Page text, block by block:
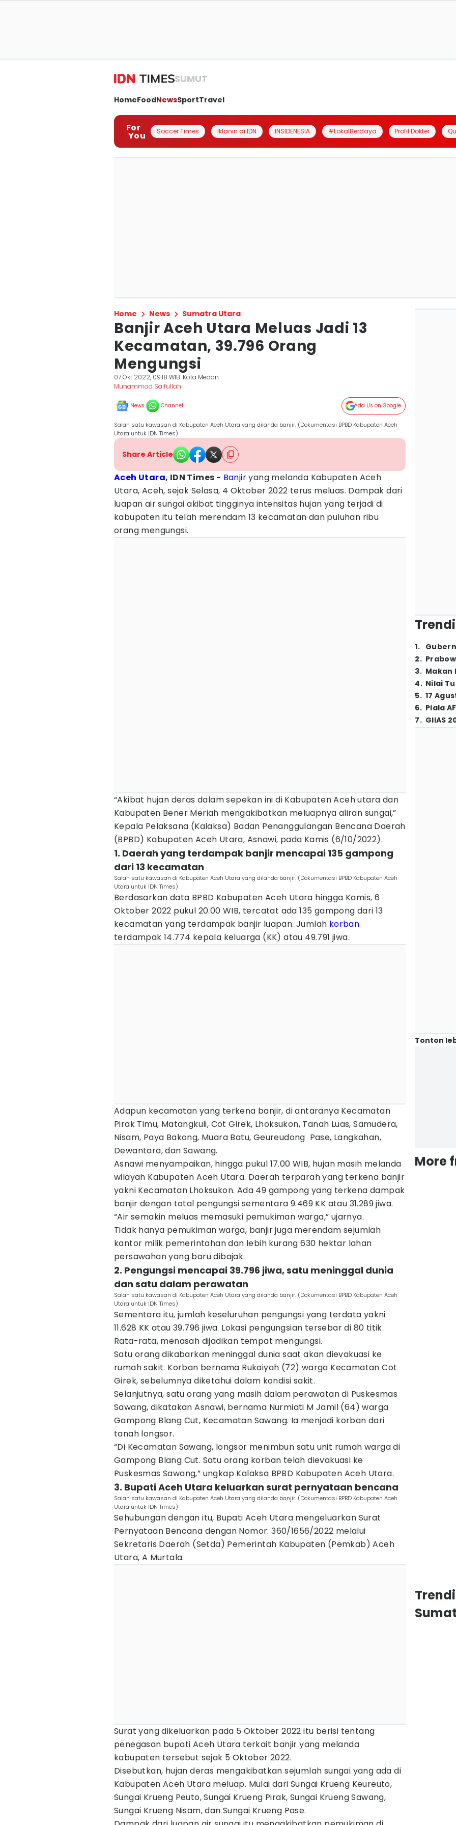
SUMUT
HomeFoodNewsSportTravel
For
You Soccer Times Iklanin di IDN INSIDENESIA #LokalBerdaya Profil Dokter
Home News Sumatra Utara
Banjir Aceh Utara Meluas Jadi 13
Kecamatan, 39.796 Orang
Mengungsi
07 Okt 2022, 09:18 WIB Kota Medan
Muhammad Saifullah
News Channel Add Us on Google
Salah satu kawasan di Kabupaten Aceh Utara yang dilanda banjir. (Dokumentasi BPBD Kabupaten Aceh
Utara untuk IDN Times)
Share Article
Aceh Utara, IDN Times - Banjiryang melanda Kabupaten Aceh
Utara, Aceh, sejak Selasa, 4 Oktober 2022 terus meluas. Dampak dari
luapan air sungai akibat tingginya intensitas hujan yang terjadi di
kabupaten itu telah merendam 13 kecamatan dan puluhan ribu
orang mengungsi.
“Akibat hujan deras dalam sepekan ini di Kabupaten Aceh utara dan
Kabupaten Bener Meriah mengakibatkan meluapnya aliran sungai,”
Kepala Pelaksana (Kalaksa) Badan Penanggulangan Bencana Daerah
(BPBD) Kabupaten Aceh Utara, Asnawi, pada Kamis (6/10/2022).
1. Daerah yang terdampak banjir mencapai 135 gampong
dari 13 kecamatan
Salah satu kawasan di Kabupaten Aceh Utara yang dilanda banjir. (Dokumentasi BPBD Kabupaten Aceh
Utara untuk IDN Times)
Berdasarkan data BPBD Kabupaten Aceh Utara hingga Kamis, 6
Oktober 2022 pukul 20.00 WIB, tercatat ada 135 gampong dari 13
kecamatan yang terdampak banjir luapan. Jumlah korban
terdampak 14.774 kepala keluarga (KK) atau 49.791 jiwa.
Adapun kecamatan yang terkena banjir, di antaranya Kecamatan
Pirak Timu, Matangkuli, Cot Girek, Lhoksukon, Tanah Luas, Samudera,
Nisam, Paya Bakong, Muara Batu, Geureudong Pase, Langkahan,
Dewantara, dan Sawang.
Asnawi menyampaikan, hingga pukul 17.00 WIB, hujan masih melanda
wilayah Kabupaten Aceh Utara. Daerah terparah yang terkena banjir
yakni Kecamatan Lhoksukon. Ada 49 gampong yang terkena dampak
banjir dengan total pengungsi sementara 9.469 KK atau 31.289 jiwa.
“Air semakin meluas memasuki pemukiman warga,” ujarnya.
Tidak hanya pemukiman warga, banjir juga merendam sejumlah
kantor milik pemerintahan dan lebih kurang 630 hektar lahan
persawahan yang baru dibajak.
2. Pengungsi mencapai 39.796 jiwa, satu meninggal dunia
dan satu dalam perawatan
Salah satu kawasan di Kabupaten Aceh Utara yang dilanda banjir. (Dokumentasi BPBD Kabupaten Aceh
Utara untuk IDN Times)
Sementara itu, jumlah keseluruhan pengungsi yang terdata yakni
11.628 KK atau 39.796 jiwa. Lokasi pengungsian tersebar di 80 titik.
Rata-rata, menasah dijadikan tempat mengungsi.
Satu orang dikabarkan meninggal dunia saat akan dievakuasi ke
rumah sakit. Korban bernama Rukaiyah (72) warga Kecamatan Cot
Girek, sebelumnya diketahui dalam kondisi sakit.
Selanjutnya, satu orang yang masih dalam perawatan di Puskesmas
Sawang, dikatakan Asnawi, bernama Nurmiati M Jamil (64) warga
Gampong Blang Cut, Kecamatan Sawang. Ia menjadi korban dari
tanah longsor.
“Di Kecamatan Sawang, longsor menimbun satu unit rumah warga di
Gampong Blang Cut. Satu orang korban telah dievakuasi ke
Puskesmas Sawang,” ungkap Kalaksa BPBD Kabupaten Aceh Utara.
3. Bupati Aceh Utara keluarkan surat pernyataan bencana
Salah satu kawasan di Kabupaten Aceh Utara yang dilanda banjir. (Dokumentasi BPBD Kabupaten Aceh
Utara untuk IDN Times)
Sehubungan dengan itu, Bupati Aceh Utara mengeluarkan Surat
Pernyataan Bencana dengan Nomor: 360/1656/2022 melalui
Sekretaris Daerah (Setda) Pemerintah Kabupaten (Pemkab) Aceh
Utara, A Murtala.
Surat yang dikeluarkan pada 5 Oktober 2022 itu berisi tentang
penegasan bupati Aceh Utara terkait banjir yang melanda
kabupaten tersebut sejak 5 Oktober 2022.
Disebutkan, hujan deras mengakibatkan sejumlah sungai yang ada di
Kabupaten Aceh Utara meluap. Mulai dari Sungai Krueng Keureuto,
Sungai Krueng Peuto, Sungai Krueng Pirak, Sungai Krueng Sawang,
Sungai Krueng Nisam, dan Sungai Krueng Pase.
1.
2.
3. Makan
4. Nilai
5. 17
6. Piala
7. GIIAS
Tonton
More